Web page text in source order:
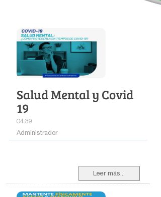
Salud Mental y Covid
19
04:39
Administrador
Leer más...